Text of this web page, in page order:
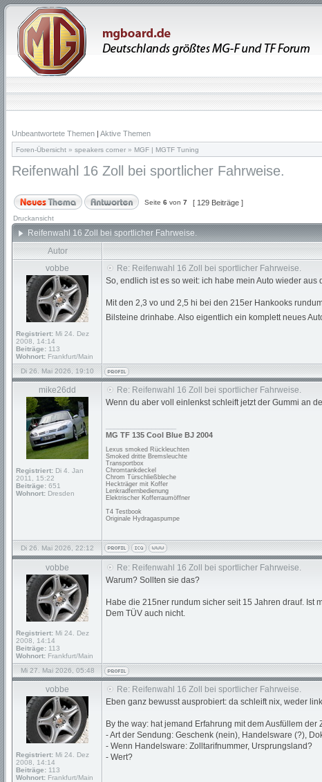
Unbeantwortete Themen | Aktive Themen
Foren-Übersicht » speakers corner » MGF | MGTF Tuning
Reifenwahl 16 Zoll bei sportlicher Fahrweise.
Seite 6 von 7 [ 129 Beiträge ]
Druckansicht
Reifenwahl 16 Zoll bei sportlicher Fahrweise.
Autor
vobbe
Registriert: Mi 24. Dez
2008, 14:14
Beiträge: 113
Wohnort: Frankfurt/Main
Re: Reifenwahl 16 Zoll bei sportlicher Fahrweise.
So, endlich ist es so weit: ich habe mein Auto wieder aus
Mit den 2,3 vo und 2,5 hi bei den 215er Hankooks
Bilsteine drinhabe. Also eigentlich ein komplett neues
Di 26. Mai 2026, 19:10
mike26dd
Registriert: Di 4. Jan
2011, 15:22
Beiträge: 651
Wohnort: Dresden
Re: Reifenwahl 16 Zoll bei sportlicher Fahrweise.
Wenn du aber voll einlenkst schleift jetzt der Gummi an
MG TF 135 Cool Blue BJ 2004
Lexus smoked Rückleuchten
Smoked dritte Bremsleuchte
Transportbox
Chromtankdeckel
Chrom Türschließbleche
Heckträger mit Koffer
Lenkradfernbedienung
Elektrischer Kofferraumöffner
T4 Testbook
Originale Hydragaspumpe
Di 26. Mai 2026, 22:12
vobbe
Registriert: Mi 24. Dez
2008, 14:14
Beiträge: 113
Wohnort: Frankfurt/Main
Re: Reifenwahl 16 Zoll bei sportlicher Fahrweise.
Warum? Sollten sie das?
Habe die 215ner rundum sicher seit 15 Jahren drauf. Ist
Dem TÜV auch nicht.
Mi 27. Mai 2026, 05:48
vobbe
Registriert: Mi 24. Dez
2008, 14:14
Beiträge: 113
Wohnort: Frankfurt/Main
Re: Reifenwahl 16 Zoll bei sportlicher Fahrweise.
Eben ganz bewusst ausprobiert: da schleift nix, weder
By the way: hat jemand Erfahrung mit dem Ausfüllem
- Art der Sendung: Geschenk (nein), Handelsware (?),
- Wenn Handelsware: Zolltarifnummer, Ursprungsland?
- Wert?